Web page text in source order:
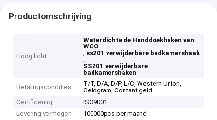
Productomschrijving
Hoog licht
Waterdichte de Handdoekhaken van
WGO
, ss201 verwijderbare badkamershaak
,
SS201 verwijderbare
badkamershaken
Betalingscondities
T/T, D/A, D/P, L/C, Western Union,
Geldgram, Contant geld
Certificering
ISO9001
Levering vermogen
100000pcs per maand